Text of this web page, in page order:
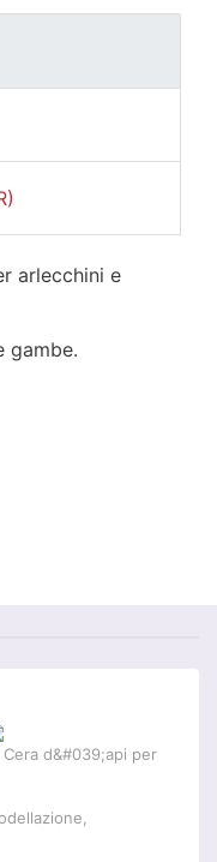
arlecchini e
gambe.